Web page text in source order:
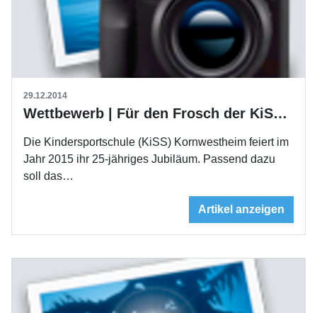
29.12.2014
Wettbewerb | Für den Frosch der KiSS Kornwestheim wird ein Name gesucht
Die Kindersportschule (KiSS) Kornwestheim feiert im
Jahr 2015 ihr 25-jähriges Jubiläum. Passend dazu
soll das…
Artikel anzeigen